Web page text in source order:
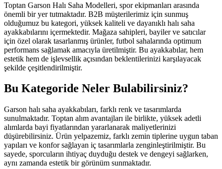
Toptan Garson Halı Saha Modelleri, spor ekipmanları arasında
önemli bir yer tutmaktadır. B2B müşterilerimiz için sunmuş
olduğumuz bu kategori, yüksek kaliteli ve dayanıklı halı saha
ayakkabılarını içermektedir. Mağaza sahipleri, bayiler ve satıcılar
için özel olarak tasarlanmış ürünler, futbol sahalarında optimum
performans sağlamak amacıyla üretilmiştir. Bu ayakkabılar, hem
estetik hem de işlevsellik açısından beklentilerinizi karşılayacak
şekilde çeşitlendirilmiştir.
Bu Kategoride Neler Bulabilirsiniz?
Garson halı saha ayakkabıları, farklı renk ve tasarımlarda
sunulmaktadır. Toptan alım avantajları ile birlikte, yüksek adetli
alımlarda bayi fiyatlarından yararlanarak maliyetlerinizi
düşürebilirsiniz. Ürün yelpazemiz, farklı zemin tiplerine uygun taban
yapıları ve konfor sağlayan iç tasarımlarla zenginleştirilmiştir. Bu
sayede, sporcuların ihtiyaç duyduğu destek ve dengeyi sağlarken,
aynı zamanda estetik bir görünüm sunmaktadır.